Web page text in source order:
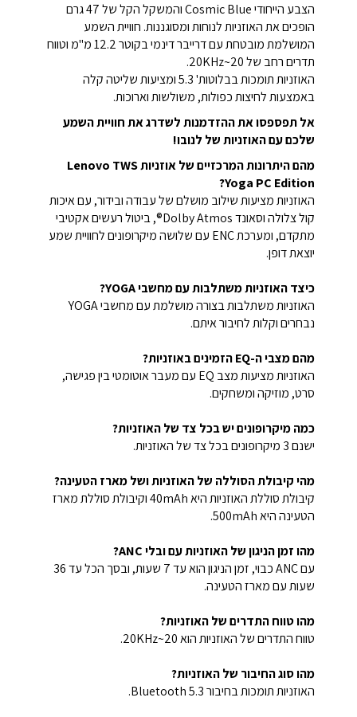
הצבע הייחודי Cosmic Blue והמשקל הקל של 47 גרם
הופכים את האוזניות לנוחות ומסוגננות. חוויית השמע
המושלמת מובטחת עם דרייבר דינמי בקוטר 12.2 מ"מ וטווח
תדרים רחב של 20~20KHz.
האוזניות תומכות בבלוטות' 5.3 ומציעות שליטה קלה
באמצעות לחיצות כפולות, משולשות וארוכות.
אל תפספסו את ההזדמנות לשדרג את חוויית השמע
שלכם עם האוזניות של לנובו!
מהם היתרונות המרכזיים של אוזניות Lenovo TWS
Yoga PC Edition?
האוזניות מציעות שילוב מושלם של עבודה ובידור, עם איכות
קול צלולה וסאונד Dolby Atmos®, ביטול רעשים אקטיבי
מתקדם, ומערכת ENC עם שלושה מיקרופונים לחוויית שמע
יוצאת דופן.
כיצד האוזניות משתלבות עם מחשבי YOGA?
האוזניות משתלבות בצורה מושלמת עם מחשבי YOGA
נבחרים וקלות לחיבור איתם.
מהם מצבי ה-EQ הזמינים באוזניות?
האוזניות מציעות מצב EQ עם מעבר אוטומטי בין פגישה,
סרט, מוזיקה ומשחקים.
כמה מיקרופונים יש בכל צד של האוזניות?
ישנם 3 מיקרופונים בכל צד של האוזניות.
מהי קיבולת הסוללה של האוזניות ושל מארז הטעינה?
קיבולת סוללת האוזניות היא 40mAh וקיבולת סוללת מארז
הטעינה היא 500mAh.
מהו זמן הניגון של האוזניות עם ובלי ANC?
עם ANC כבוי, זמן הניגון הוא עד 7 שעות, ובסך הכל עד 36
שעות עם מארז הטעינה.
מהו טווח התדרים של האוזניות?
טווח התדרים של האוזניות הוא 20~20KHz.
מהו סוג החיבור של האוזניות?
האוזניות תומכות בחיבור Bluetooth 5.3.